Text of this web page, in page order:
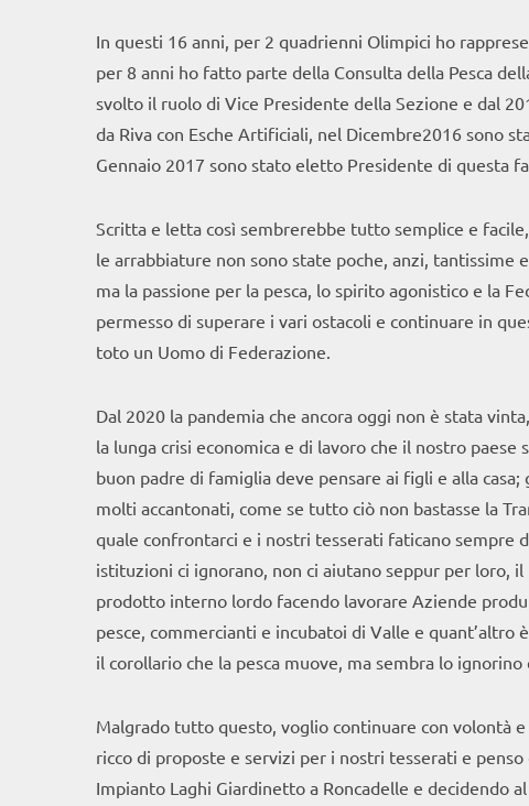
In questi 16 anni, per 2 quadrienni Olimpici ho
per 8 anni ho fatto parte della Consulta della Pesca
svolto il ruolo di Vice Presidente della Sezione e dal
da Riva con Esche Artificiali, nel Dicembre2016 sono
Gennaio 2017 sono stato eletto Presidente di questa
Scritta e letta così sembrerebbe tutto semplice e
le arrabbiature non sono state poche, anzi, tantissime
ma la passione per la pesca, lo spirito agonistico e la
permesso di superare i vari ostacoli e continuare in
toto un Uomo di Federazione.
Dal 2020 la pandemia che ancora oggi non è stata
la lunga crisi economica e di lavoro che il nostro
buon padre di famiglia deve pensare ai figli e alla
molti accantonati, come se tutto ciò non bastasse la
quale confrontarci e i nostri tesserati faticano sempre
istituzioni ci ignorano, non ci aiutano seppur per loro,
prodotto interno lordo facendo lavorare Aziende
pesce, commercianti e incubatoi di Valle e quant’altro
il corollario che la pesca muove, ma sembra lo
Malgrado tutto questo, voglio continuare con volontà
ricco di proposte e servizi per i nostri tesserati e
Impianto Laghi Giardinetto a Roncadelle e decidendo